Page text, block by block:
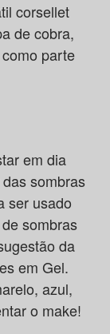
corsellet
de cobra,
parte
em dia
sombras
ser usado
sombras
da
em Gel.
azul,
o make!